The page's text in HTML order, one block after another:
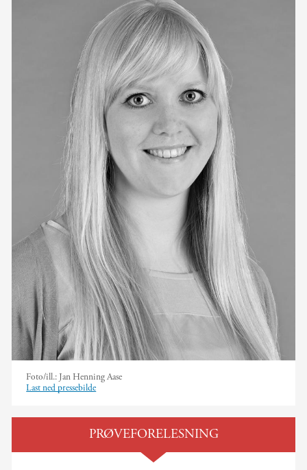
Foto/ill.: Jan Henning Aase
Last ned pressebilde
PRØVEFORELESNING